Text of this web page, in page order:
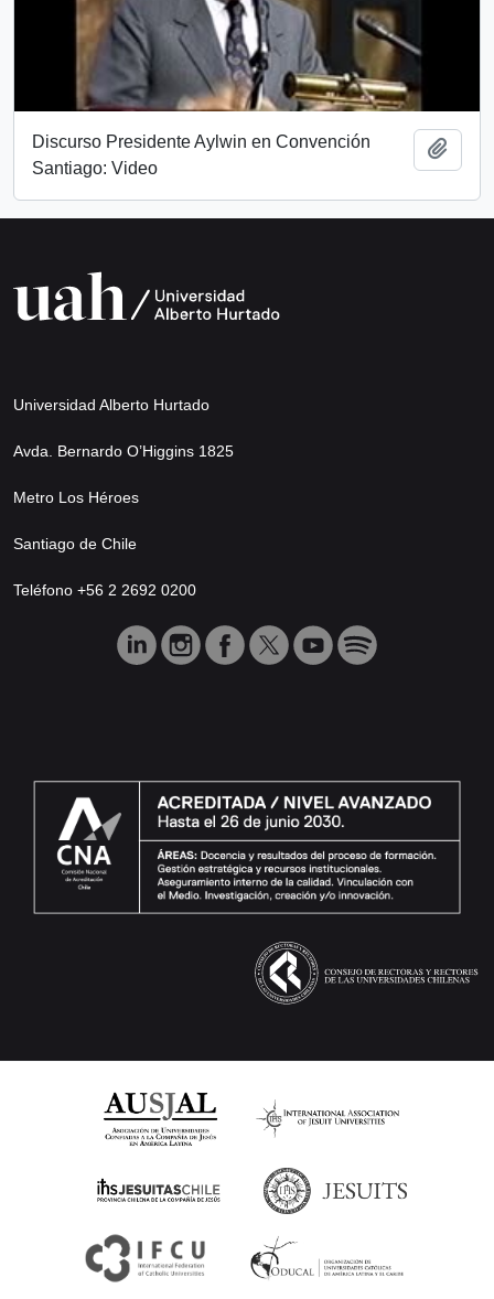
Discurso Presidente Aylwin en Convención
Santiago: Video
Universidad Alberto Hurtado
Avda. Bernardo O’Higgins 1825
Metro Los Héroes
Santiago de Chile
Teléfono +56 2 2692 0200